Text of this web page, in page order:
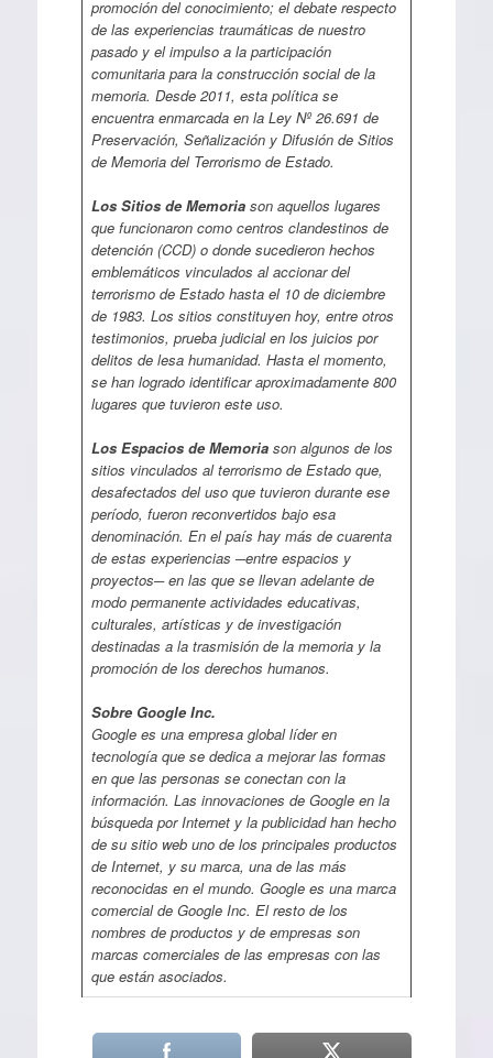
promoción del conocimiento; el debate respecto
de las experiencias traumáticas de nuestro
pasado y el impulso a la participación
comunitaria para la construcción social de la
memoria. Desde 2011, esta política se
encuentra enmarcada en la Ley Nº 26.691 de
Preservación, Señalización y Difusión de Sitios
de Memoria del Terrorismo de Estado.
Los Sitios de Memoriason aquellos lugares
que funcionaron como centros clandestinos de
detención (CCD) o donde sucedieron hechos
emblemáticos vinculados al accionar del
terrorismo de Estado hasta el 10 de diciembre
de 1983. Los sitios constituyen hoy, entre otros
testimonios, prueba judicial en los juicios por
delitos de lesa humanidad. Hasta el momento,
se han logrado identificar aproximadamente 800
lugares que tuvieron este uso.
Los Espacios de Memoriason algunos de los
sitios vinculados al terrorismo de Estado que,
desafectados del uso que tuvieron durante ese
período, fueron reconvertidos bajo esa
denominación. En el país hay más de cuarenta
de estas experiencias ─entre espacios y
proyectos─ en las que se llevan adelante de
modo permanente actividades educativas,
culturales, artísticas y de investigación
destinadas a la trasmisión de la memoria y la
promoción de los derechos humanos.
Sobre Google Inc.
Google es una empresa global líder en
tecnología que se dedica a mejorar las formas
en que las personas se conectan con la
información. Las innovaciones de Google en la
búsqueda por Internet y la publicidad han hecho
de su sitio web uno de los principales productos
de Internet, y su marca, una de las más
reconocidas en el mundo. Google es una marca
comercial de Google Inc. El resto de los
nombres de productos y de empresas son
marcas comerciales de las empresas con las
que están asociados.